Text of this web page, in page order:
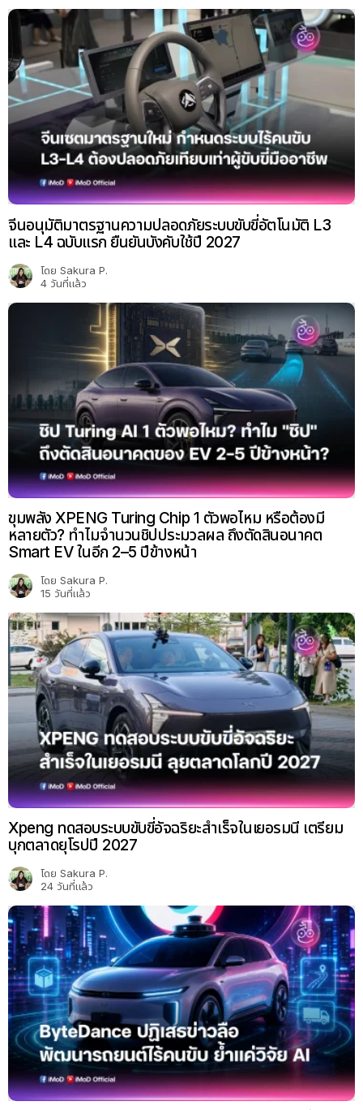
จีนอนุมัติมาตรฐานความปลอดภัยระบบขับขี่อัตโนมัติ L3
และ L4 ฉบับแรก ยืนยันบังคับใช้ปี 2027
โดย Sakura P.
4 วันที่แล้ว
ขุมพลัง XPENG Turing Chip 1 ตัวพอไหม หรือต้องมี
หลายตัว? ทำไมจำนวนชิปประมวลผล ถึงตัดสินอนาคต
Smart EV ในอีก 2–5 ปีข้างหน้า
โดย Sakura P.
15 วันที่แล้ว
Xpeng ทดสอบระบบขับขี่อัจฉริยะสำเร็จในเยอรมนี เตรียม
บุกตลาดยุโรปปี 2027
โดย Sakura P.
24 วันที่แล้ว